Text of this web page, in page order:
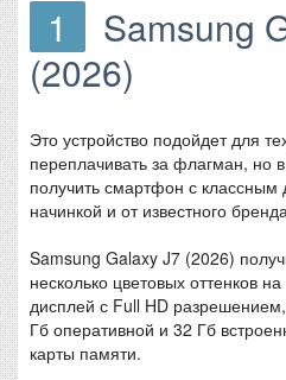
1
Samsung
(2026)
Это устройство подойдет для
переплачивать за флагман, но
получить смартфон с
начинкой и от известного
Samsung Galaxy J7 (2026)
несколько цветовых оттенков
дисплей с Full HD
Гб оперативной и 32 Гб
карты памяти.